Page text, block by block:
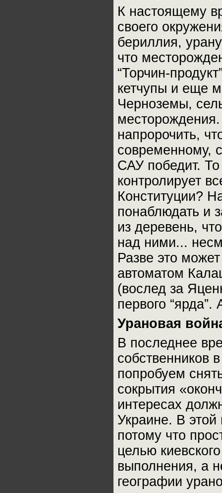
К настоящему
своего
бериллия,
что
“Торчин-
кетчупы и еще
Черноземы,
напророчить,
современному,
САУ победит. То
контролирует
Конституции?
понаблюдать и
из деревень,
над ними...
Разве это
автоматом
(вослед за
первого
Урановая
В последнее
собственников
попробуем
сокрытия
интересах
Украине. В этой
потому что
целью
выполнения, а
географии